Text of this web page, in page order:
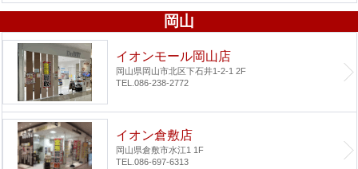
岡山
イオンモール岡山店
岡山県岡山市北区下石井1-2-1 2F
TEL.086-238-2772
イオン倉敷店
岡山県倉敷市水江1 1F
TEL.086-697-6313